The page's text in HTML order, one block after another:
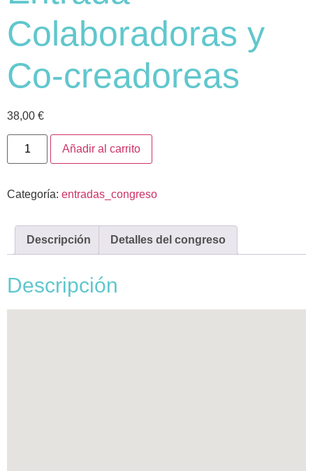
Colaboradoras y
Co-creadoreas
38,00 €
Añadir al carrito
Categoría: entradas_congreso
Descripción Detalles del congreso
Descripción